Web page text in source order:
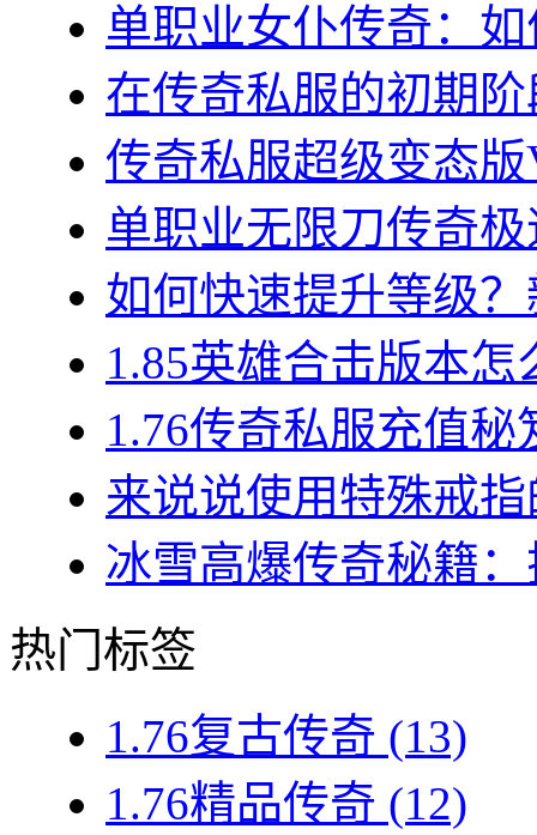
单职业女仆传奇：
在传奇私服的初期
传奇私服超级变态
单职业无限刀传奇
如何快速提升等级
1.85英雄合击版本
1.76传奇私服充值
来说说使用特殊戒
冰雪高爆传奇秘籍
热门标签
1.76复古传奇 (13)
1.76精品传奇 (12)